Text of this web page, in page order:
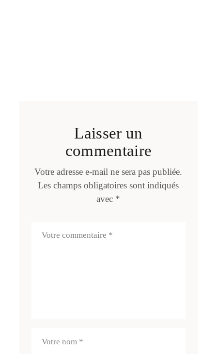
Laisser un
commentaire
Votre adresse e-mail ne sera pas publiée.
Les champs obligatoires sont indiqués
avec *